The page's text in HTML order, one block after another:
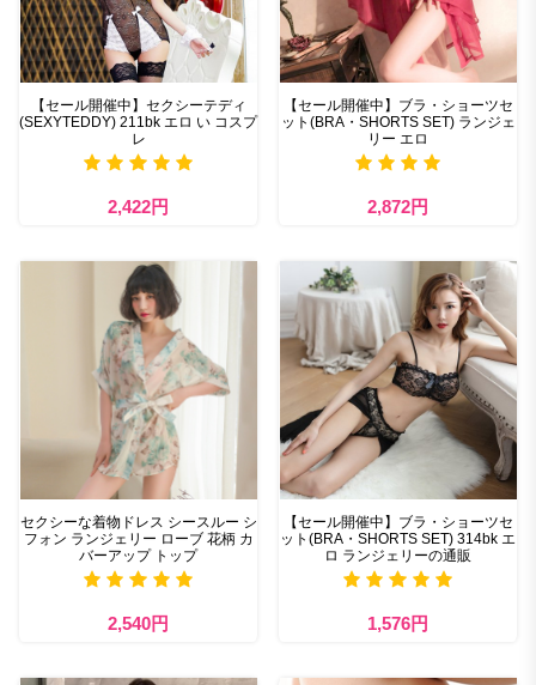
【セール開催中】セクシーテディ
(SEXYTEDDY) 211bk エロ い コスプ
レ
2,422円
【セール開催中】ブラ・ショーツセ
ット(BRA・SHORTS SET) ランジェ
リー エロ
2,872円
セクシーな着物ドレス シースルー シ
フォン ランジェリー ローブ 花柄 カ
バーアップ トップ
2,540円
【セール開催中】ブラ・ショーツセ
ット(BRA・SHORTS SET) 314bk エ
ロ ランジェリーの通販
1,576円